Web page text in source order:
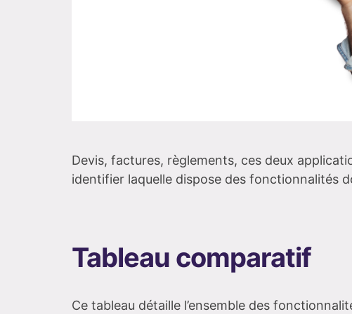
Devis, factures, règlements, ces deux
identifier laquelle dispose des fonctionnalités
Tableau comparatif
Ce tableau détaille l’ensemble des